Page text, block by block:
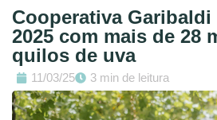
Cooperativa Garibaldi
2025 com mais de 28
quilos de uva
11/03/25 3 min de leitura